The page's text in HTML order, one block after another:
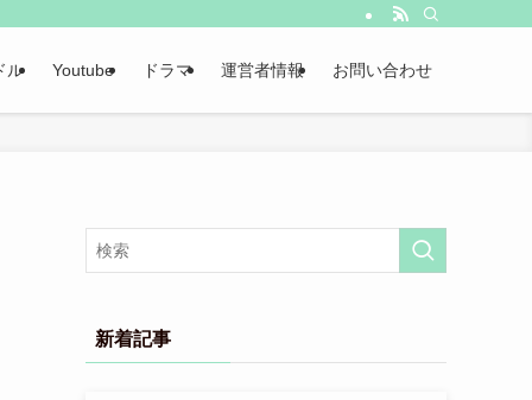
ル Youtube ドラマ 運営者情報 お問い合わせ
新着記事